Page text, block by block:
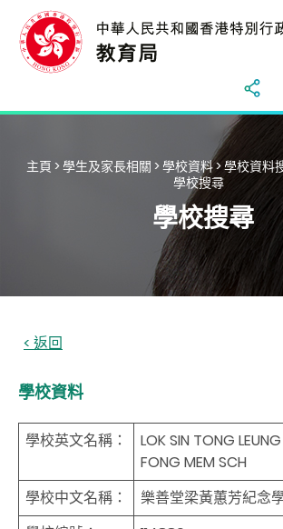
主頁 >學生及家長相關 >學校資料>學校資料
學校搜尋
學校搜尋
學校資料
學校英文名稱：
LOK SIN TONG
FONG MEM SCH
學校中文名稱：
樂善堂梁黃蕙芳紀念